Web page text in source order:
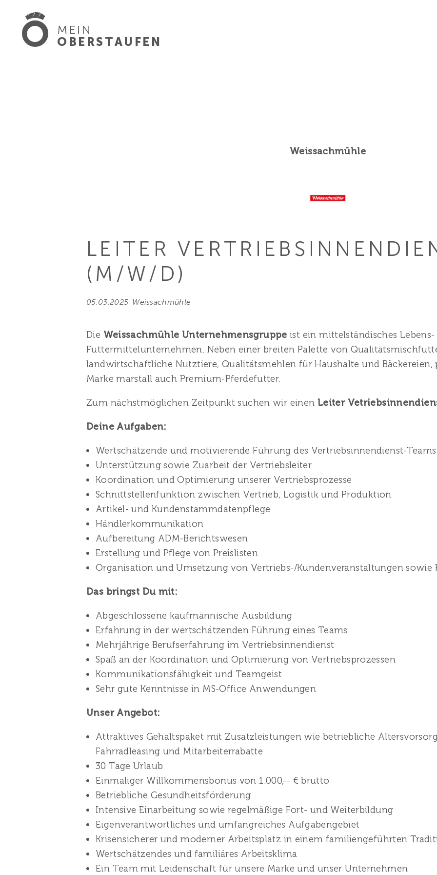
MEIN
OBERSTAUFEN
Weissachmühle
LEITER
(M/W/D)
05.03.2025 Weissachmühle
Die Weissachmühle Unternehmensgruppe ist ein mittelständisches
Futtermittelunternehmen. Neben einer breiten Palette von
landwirtschaftliche Nutztiere, Qualitätsmehlen für Haushalte und
Marke marstall auch Premium-Pferdefutter.
Zum nächstmöglichen Zeitpunkt suchen wir einen Leiter
Deine Aufgaben:
Wertschätzende und motivierende Führung des Vertriebsinnendienst-Teams
Unterstützung sowie Zuarbeit der Vertriebsleiter
Koordination und Optimierung unserer Vertriebsprozesse
Schnittstellenfunktion zwischen Vertrieb, Logistik und Produktion
Artikel- und Kundenstammdatenpflege
Händlerkommunikation
Aufbereitung ADM-Berichtswesen
Erstellung und Pflege von Preislisten
Organisation und Umsetzung von Vertriebs-/Kundenveranstaltungen sowie
Das bringst Du mit:
Abgeschlossene kaufmännische Ausbildung
Erfahrung in der wertschätzenden Führung eines Teams
Mehrjährige Berufserfahrung im Vertriebsinnendienst
Spaß an der Koordination und Optimierung von Vertriebsprozessen
Kommunikationsfähigkeit und Teamgeist
Sehr gute Kenntnisse in MS-Office Anwendungen
Unser Angebot:
Attraktives Gehaltspaket mit Zusatzleistungen wie betriebliche
Fahrradleasing und Mitarbeiterrabatte
30 Tage Urlaub
Einmaliger Willkommensbonus von 1.000,-- € brutto
Betriebliche Gesundheitsförderung
Intensive Einarbeitung sowie regelmäßige Fort- und Weiterbildung
Eigenverantwortliches und umfangreiches Aufgabengebiet
Krisensicherer und moderner Arbeitsplatz in einem familiengeführten
Wertschätzendes und familiäres Arbeitsklima
Ein Team mit Leidenschaft für unsere Marke und unser Unternehmen